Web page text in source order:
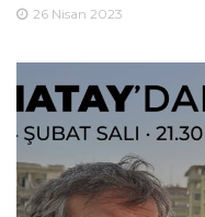
26 Nisan 2023